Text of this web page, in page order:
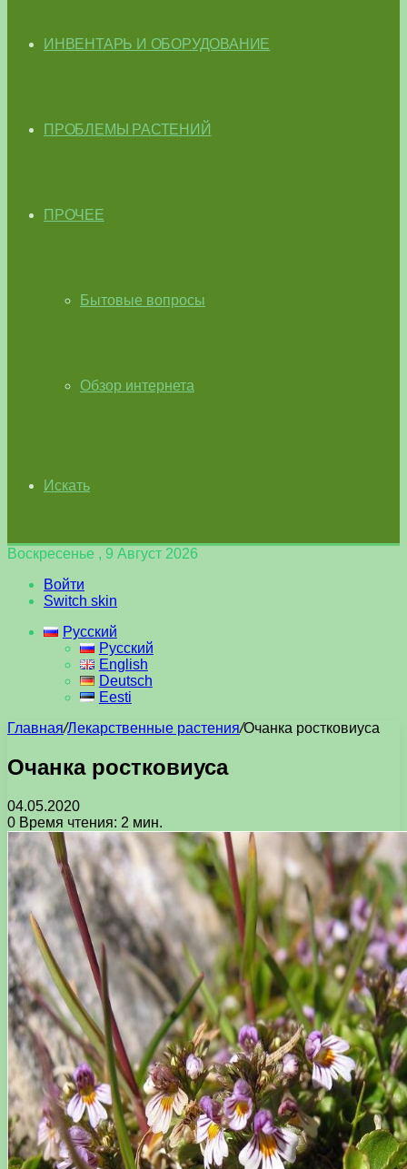
ИНВЕНТАРЬ И ОБОРУДОВАНИЕ
ПРОБЛЕМЫ РАСТЕНИЙ
ПРОЧЕЕ
Бытовые вопросы
Обзор интернета
Искать
Воскресенье , 9 Август 2026
Войти
Switch skin
Русский
Русский
English
Deutsch
Eesti
Главная/Лекарственные растения/Очанка ростковиуса
Очанка ростковиуса
04.05.2020
0 Время чтения: 2 мин.